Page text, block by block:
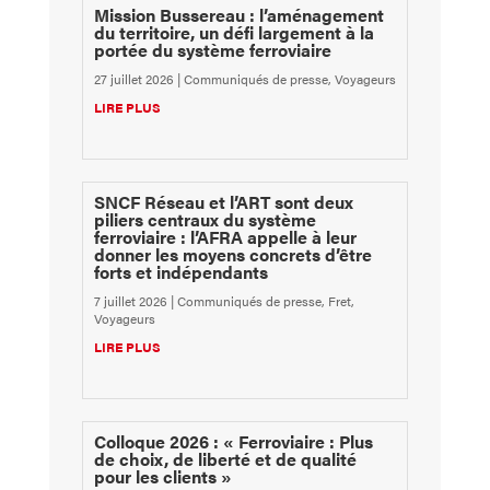
Mission Bussereau : l’aménagement
du territoire, un défi largement à la
portée du système ferroviaire
27 juillet 2026 |Communiqués de presse, Voyageurs
LIRE PLUS
SNCF Réseau et l’ART sont deux
piliers centraux du système
ferroviaire : l’AFRA appelle à leur
donner les moyens concrets d’être
forts et indépendants
7 juillet 2026 |Communiqués de presse, Fret,
Voyageurs
LIRE PLUS
Colloque 2026 : « Ferroviaire : Plus
de choix, de liberté et de qualité
pour les clients »